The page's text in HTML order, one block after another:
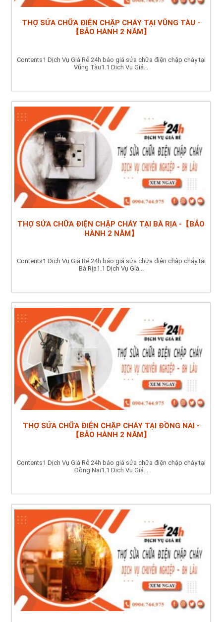
THỢ SỬA CHỮA ĐIỆN CHẬP CHÁY TẠI VŨNG TÀU -
【BẢO HÀNH 2 NĂM】
Contents1 Dịch Vụ Giá Rẻ 24h báo giá sửa chữa điện chập cháy tại
Vũng Tàu1.1 Dịch Vụ Giá...
THỢ SỬA CHỮA ĐIỆN CHẬP CHÁY TẠI BÀ RỊA -【BẢO
HÀNH 2 NĂM】
Contents1 Dịch Vụ Giá Rẻ 24h báo giá sửa chữa điện chập cháy tại
Bà Rịa1.1 Dịch Vụ Giá...
THỢ SỬA CHỮA ĐIỆN CHẬP CHÁY TẠI ĐỒNG NAI -
【BẢO HÀNH 2 NĂM】
Contents1 Dịch Vụ Giá Rẻ 24h báo giá sửa chữa điện chập cháy tại
Đồng Nai1.1 Dịch Vụ Giá...